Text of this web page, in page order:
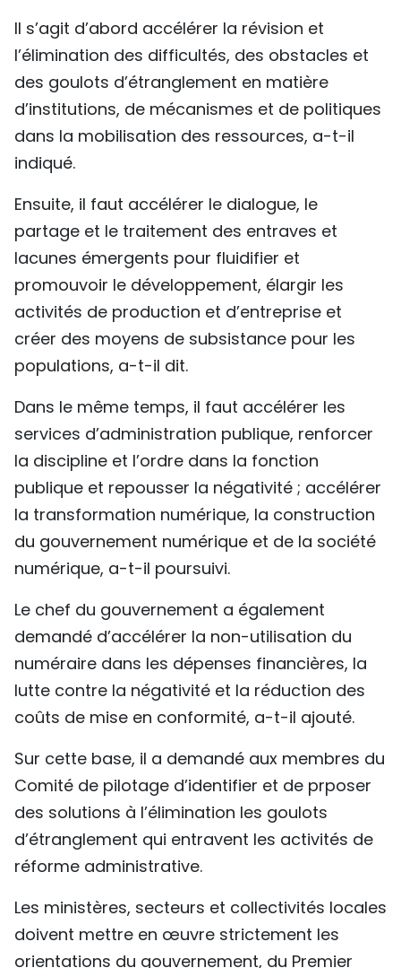
Il s’agit d’abord accélérer la révision et
l’élimination des difficultés, des obstacles et
des goulots d’étranglement en matière
d’institutions, de mécanismes et de politiques
dans la mobilisation des ressources, a-t-il
indiqué.
Ensuite, il faut accélérer le dialogue, le
partage et le traitement des entraves et
lacunes émergents pour fluidifier et
promouvoir le développement, élargir les
activités de production et d’entreprise et
créer des moyens de subsistance pour les
populations, a-t-il dit.
Dans le même temps, il faut accélérer les
services d’administration publique, renforcer
la discipline et l’ordre dans la fonction
publique et repousser la négativité ; accélérer
la transformation numérique, la construction
du gouvernement numérique et de la société
numérique, a-t-il poursuivi.
Le chef du gouvernement a également
demandé d’accélérer la non-utilisation du
numéraire dans les dépenses financières, la
lutte contre la négativité et la réduction des
coûts de mise en conformité, a-t-il ajouté.
Sur cette base, il a demandé aux membres du
Comité de pilotage d’identifier et de prposer
des solutions à l’élimination les goulots
d’étranglement qui entravent les activités de
réforme administrative.
Les ministères, secteurs et collectivités locales
doivent mettre en œuvre strictement les
orientations du gouvernement, du Premier